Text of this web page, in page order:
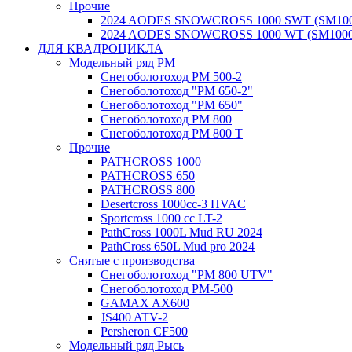
Прочие
2024 AODES SNOWCROSS 1000 SWT
2024 AODES SNOWCROSS 1000 WT
ДЛЯ КВАДРОЦИКЛА
Модельный ряд РМ
Снегоболотоход РМ 500-2
Снегоболотоход "РМ 650-2"
Снегоболотоход "РМ 650"
Снегоболотоход РМ 800
Снегоболотоход РМ 800 Т
Прочие
PATHCROSS 1000
PATHCROSS 650
PATHCROSS 800
Desertcross 1000cc-3 HVAC
Sportcross 1000 cc LT-2
PathCross 1000L Mud RU 2024
PathCross 650L Mud pro 2024
Снятые с производства
Снегоболотоход "РМ 800 UTV"
Снегоболотоход РМ-500
GAMAX AX600
JS400 ATV-2
Persheron CF500
Модельный ряд Рысь